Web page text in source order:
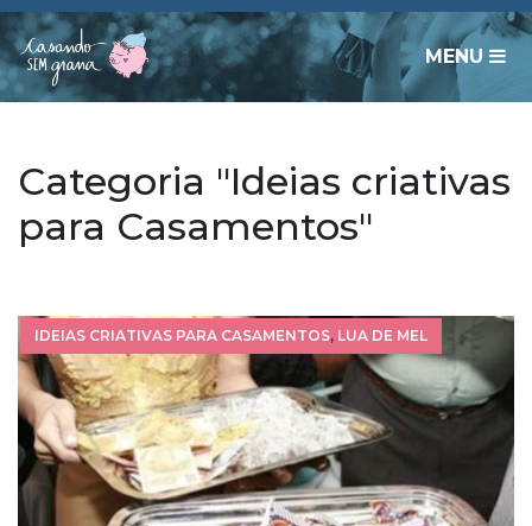
MENU
Categoria "Ideias criativas
para Casamentos"
IDEIAS CRIATIVAS PARA CASAMENTOS, LUA DE MEL